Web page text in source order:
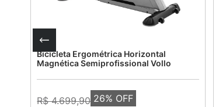
Bicicleta Ergométrica Horizontal
Magnética Semiprofissional Vollo
R$ 4.699,90 26% OFF